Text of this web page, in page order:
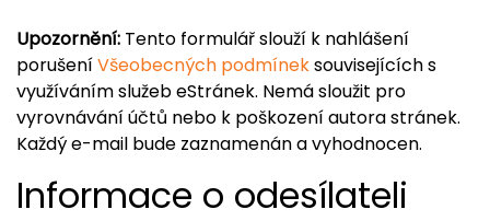
Upozornění: Tento formulář slouží k nahlášení
porušeníVšeobecných podmíneksouvisejících s
využíváním služeb eStránek. Nemá sloužit pro
vyrovnávání účtů nebo k poškození autora stránek.
Každý e-mail bude zaznamenán a vyhodnocen.
Informace o odesílateli